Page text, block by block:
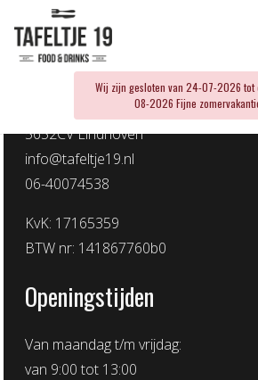
Wij zijn gesloten van 24-07-2026 tot
08-2026 Fijne
Tafeltje 19
Place for Bizz Eindhoven De Hurk
5652CV Eindhoven
info@tafeltje19.nl
06-40074538
KvK: 17165359
BTW nr: 141867760b0
Openingstijden
Van maandag t/m vrijdag:
van 9:00 tot 13:00